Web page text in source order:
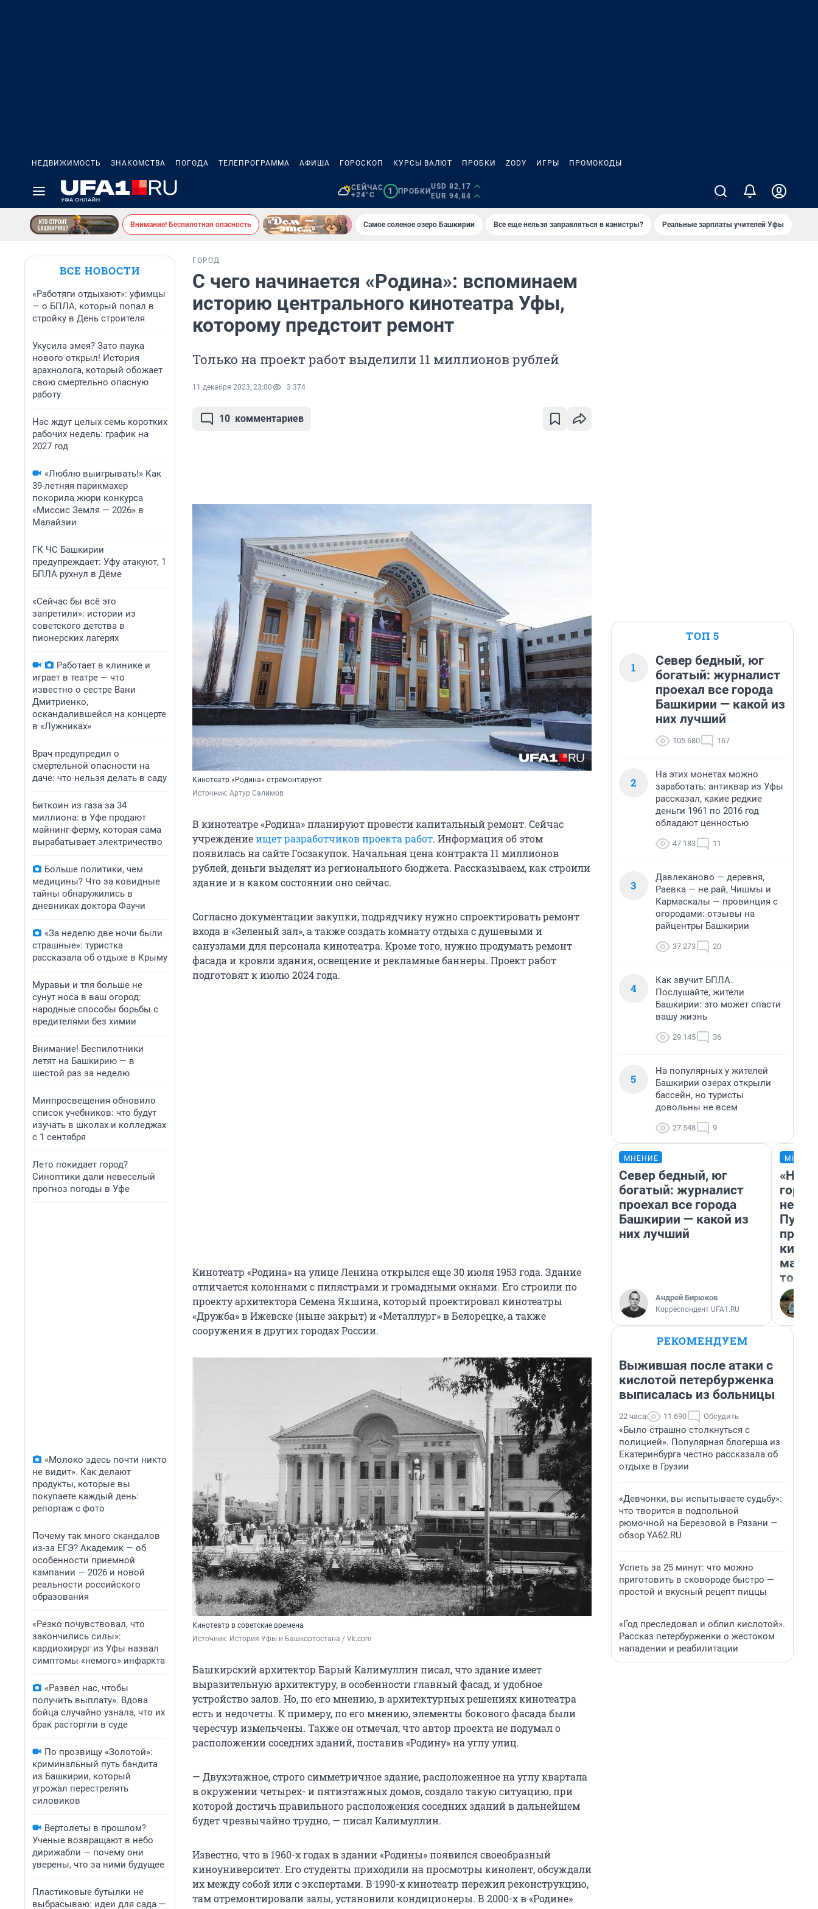
НЕДВИЖИМОСТЬ ЗНАКОМСТВА ПОГОДА ТЕЛЕПРОГРАММА АФИША ГОРОСКОП КУРСЫ ВАЛЮТ ПРОБКИ ZODY ИГРЫ ПРОМОКОДЫ
СЕЙЧАС
+24°C
1 ПРОБКИ
USD 82,17
EUR 94,84
Внимание! Беспилотная опасность Самое соленое озеро Башкирии Все еще нельзя заправляться в канистры? Реальные зарплаты учителей Уфы
ВСЕ НОВОСТИ
«Работяги отдыхают»: уфимцы
— о БПЛА, который попал в
стройку в День строителя
Укусила змея? Зато паука
нового открыл! История
арахнолога, который обожает
свою смертельно опасную
работу
Нас ждут целых семь коротких
рабочих недель: график на
2027 год
«Люблю выигрывать!» Как
39-летняя парикмахер
покорила жюри конкурса
«Миссис Земля — 2026» в
Малайзии
ГК ЧС Башкирии
предупреждает: Уфу атакуют, 1
БПЛА рухнул в Дёме
«Сейчас бы всё это
запретили»: истории из
советского детства в
пионерских лагерях
Работает в клинике и
играет в театре — что
известно о сестре Вани
Дмитриенко,
оскандалившейся на концерте
в «Лужниках»
Врач предупредил о
смертельной опасности на
даче: что нельзя делать в саду
Биткоин из газа за 34
миллиона: в Уфе продают
майнинг-ферму, которая сама
вырабатывает электричество
Больше политики, чем
медицины? Что за ковидные
тайны обнаружились в
дневниках доктора Фаучи
«За неделю две ночи были
страшные»: туристка
рассказала об отдыхе в Крыму
Муравьи и тля больше не
сунут носа в ваш огород:
народные способы борьбы с
вредителями без химии
Внимание! Беспилотники
летят на Башкирию — в
шестой раз за неделю
Минпросвещения обновило
список учебников: что будут
изучать в школах и колледжах
с 1 сентября
Лето покидает город?
Синоптики дали невеселый
прогноз погоды в Уфе
«Молоко здесь почти никто
не видит». Как делают
продукты, которые вы
покупаете каждый день:
репортаж с фото
Почему так много скандалов
из-за ЕГЭ? Академик — об
особенности приемной
кампании — 2026 и новой
реальности российского
образования
«Резко почувствовал, что
закончились силы»:
кардиохирург из Уфы назвал
симптомы «немого» инфаркта
«Развел нас, чтобы
получить выплату». Вдова
бойца случайно узнала, что их
брак расторгли в суде
По прозвищу «Золотой»:
криминальный путь бандита
из Башкирии, который
угрожал перестрелять
силовиков
Вертолеты в прошлом?
Ученые возвращают в небо
дирижабли — почему они
уверены, что за ними будущее
Пластиковые бутылки не
выбрасываю: идеи для сада —
ГОРОД
С чего начинается «Родина»: вспоминаем
историю центрального кинотеатра Уфы,
которому предстоит ремонт
Только на проект работ выделили 11 миллионов рублей
11 декабря 2023, 23:00 3 374
10 комментариев
Кинотеатр «Родина» отремонтируют
Источник: Артур Салимов
В кинотеатре «Родина» планируют провести капитальный ремонт. Сейчас
учреждениеищет разработчиков проекта работ. Информация об этом
появилась на сайте Госзакупок. Начальная цена контракта 11 миллионов
рублей, деньги выделят из регионального бюджета. Рассказываем, как строили
здание и в каком состоянии оно сейчас.
Согласно документации закупки, подрядчику нужно спроектировать ремонт
входа в «Зеленый зал», а также создать комнату отдыха с душевыми и
санузлами для персонала кинотеатра. Кроме того, нужно продумать ремонт
фасада и кровли здания, освещение и рекламные баннеры. Проект работ
подготовят к июлю 2024 года.
Кинотеатр «Родина» на улице Ленина открылся еще 30 июля 1953 года. Здание
отличается колоннами с пилястрами и громадными окнами. Его строили по
проекту архитектора Семена Якшина, который проектировал кинотеатры
«Дружба» в Ижевске (ныне закрыт) и «Металлург» в Белорецке, а также
сооружения в других городах России.
Кинотеатр в советские времена
Источник: История Уфы и Башкортостана / Vk.com
Башкирский архитектор Барый Калимуллин писал, что здание имеет
выразительную архитектуру, в особенности главный фасад, и удобное
устройство залов. Но, по его мнению, в архитектурных решениях кинотеатра
есть и недочеты. К примеру, по его мнению, элементы бокового фасада были
чересчур измельчены. Также он отмечал, что автор проекта не подумал о
расположении соседних зданий, поставив «Родину» на углу улиц.
— Двухэтажное, строго симметричное здание, расположенное на углу квартала
в окружении четырех- и пятиэтажных домов, создало такую ситуацию, при
которой достичь правильного расположения соседних зданий в дальнейшем
будет чрезвычайно трудно, — писал Калимуллин.
Известно, что в 1960-х годах в здании «Родины» появился своеобразный
киноуниверситет. Его студенты приходили на просмотры кинолент, обсуждали
их между собой или с экспертами. В 1990-х кинотеатр пережил реконструкцию,
там отремонтировали залы, установили кондиционеры. В 2000-х в «Родине»
ТОП 5
1
Север бедный, юг
богатый: журналист
проехал все города
Башкирии — какой из
них лучший
105 680 167
2
На этих монетах можно
заработать: антиквар из Уфы
рассказал, какие редкие
деньги 1961 по 2016 год
обладают ценностью
47 183 11
3
Давлеканово — деревня,
Раевка — не рай, Чишмы и
Кармаскалы — провинция с
огородами: отзывы на
райцентры Башкирии
37 273 20
4
Как звучит БПЛА.
Послушайте, жители
Башкирии: это может спасти
вашу жизнь
29 145 36
5
На популярных у жителей
Башкирии озерах открыли
бассейн, но туристы
довольны не всем
27 548 9
МНЕНИЕ
Север бедный, юг
богатый: журналист
проехал все города
Башкирии — какой из
них лучший
Андрей Бирюков
Корреспондент UFA1.RU
«Нет
того
РЕКОМЕНДУЕМ
Выжившая после атаки с
кислотой петербурженка
выписалась из больницы
22 часа 11 690 Обсудить
«Было страшно столкнуться с
полицией». Популярная блогерша из
Екатеринбурга честно рассказала об
отдыхе в Грузии
«Девчонки, вы испытываете судьбу»:
что творится в подпольной
рюмочной на Березовой в Рязани —
обзор YA62.RU
Успеть за 25 минут: что можно
приготовить в сковороде быстро —
простой и вкусный рецепт пиццы
«Год преследовал и облил кислотой».
Рассказ петербурженки о жестоком
нападении и реабилитации